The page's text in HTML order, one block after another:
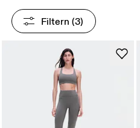
Filtern (3)